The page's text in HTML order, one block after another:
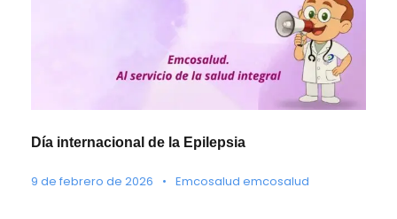
Día internacional de la Epilepsia
9 de febrero de 2026 • Emcosalud emcosalud